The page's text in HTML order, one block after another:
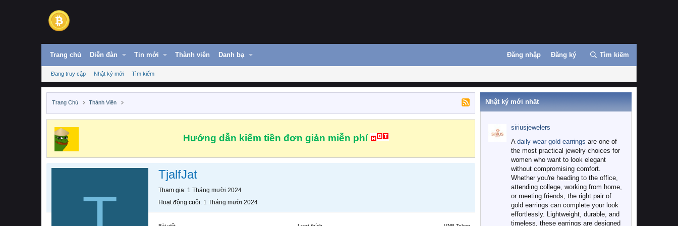
Trang chủ Diễn đàn Tin mới Thành viên Danh bạ Đăng nhập Đăng ký Tìm kiếm
Đang truy cập Nhật ký mới Tìm kiếm
Trang Chủ Thành Viên
Hướng dẫn kiếm tiền đơn giản miễn phí
TjalfJat
Tham gia 1 Tháng mười 2024
Hoạt động cuối 1 Tháng mười 2024
Nhật ký mới nhất
siriusjewelers
A daily wear gold earrings are one of
the most practical jewelry choices for
women who want to look elegant
without compromising comfort.
Whether you're heading to the office,
attending college, working from home,
or meeting friends, the right pair of
gold earrings can complete your look
effortlessly. Lightweight, durable, and
timeless, these earrings are designed